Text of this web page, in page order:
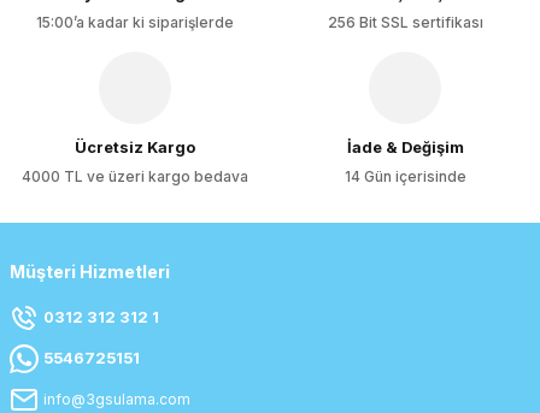
15:00’a kadar ki siparişlerde
256 Bit SSL sertifikası
Ücretsiz Kargo
4000 TL ve üzeri kargo bedava
İade & Değişim
14 Gün içerisinde
Müşteri Hizmetleri
0312 312 312 1
5546725151
info@3gsulama.com